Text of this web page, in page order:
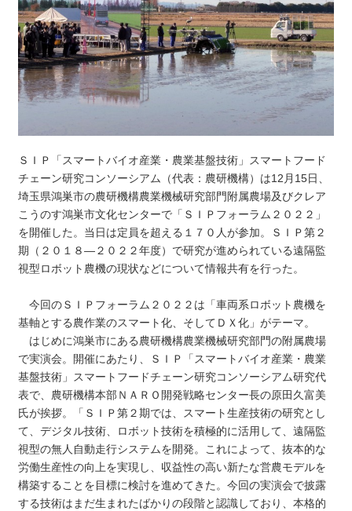
ＳＩＰ「スマートバイオ産業・農業基盤技術」スマートフード
チェーン研究コンソーシアム（代表：農研機構）は12月15日、
埼玉県鴻巣市の農研機構農業機械研究部門附属農場及びクレア
こうのす鴻巣市文化センターで「ＳＩＰフォーラム２０２２」
を開催した。当日は定員を超える１７０人が参加。ＳＩＰ第２
期（２０１８―２０２２年度）で研究が進められている遠隔監
視型ロボット農機の現状などについて情報共有を行った。
今回のＳＩＰフォーラム２０２２は「車両系ロボット農機を
基軸とする農作業のスマート化、そしてＤＸ化」がテーマ。
はじめに鴻巣市にある農研機構農業機械研究部門の附属農場
で実演会。開催にあたり、ＳＩＰ「スマートバイオ産業・農業
基盤技術」スマートフードチェーン研究コンソーシアム研究代
表で、農研機構本部ＮＡＲＯ開発戦略センター長の原田久富美
氏が挨拶。「ＳＩＰ第２期では、スマート生産技術の研究とし
て、デジタル技術、ロボット技術を積極的に活用して、遠隔監
視型の無人自動走行システムを開発。これによって、抜本的な
労働生産性の向上を実現し、収益性の高い新たな営農モデルを
構築することを目標に検討を進めてきた。今回の実演会で披露
する技術はまだ生まれたばかりの段階と認識しており、本格的